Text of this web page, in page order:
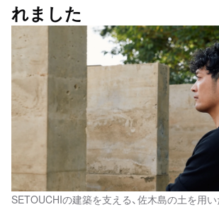
れました
SETOUCHIの建築を支える、佐木島の土を用